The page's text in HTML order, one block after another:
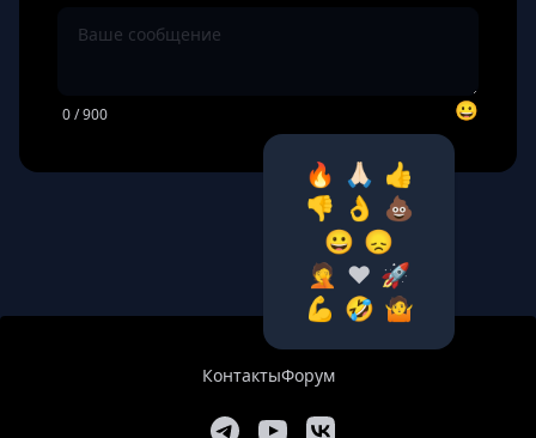
0/ 900 😀
🔥 🙏🏻 👍
👎 👌 💩
😀 😞
🤦‍ ❤️ 🚀
💪 🤣 🤷‍
КонтактыФорум